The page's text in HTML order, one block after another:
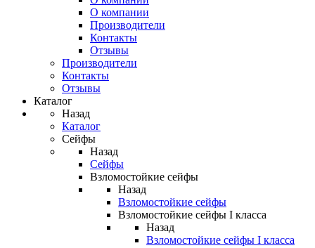
О компании
Производители
Контакты
Отзывы
Производители
Контакты
Отзывы
Каталог
Назад
Каталог
Сейфы
Назад
Сейфы
Взломостойкие сейфы
Назад
Взломостойкие сейфы
Взломостойкие сейфы I класса
Назад
Взломостойкие сейфы I класса